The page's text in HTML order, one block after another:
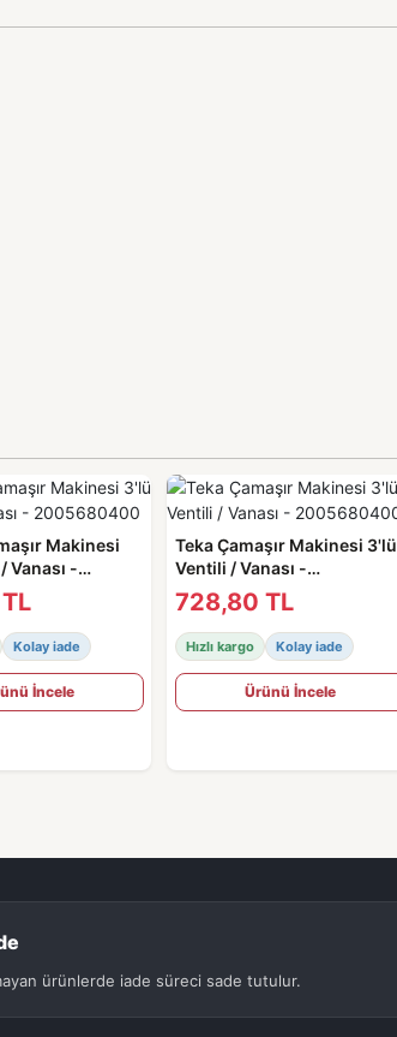
Makinesi
Vanası -
Kolay iade
İncele
Teka Çamaşır Makinesi 3'lü
Ventili / Vanası -
2005680400
728,80 TL
Hızlı kargo Kolay iade
Ürünü İncele
ürünlerde iade süreci sade tutulur.